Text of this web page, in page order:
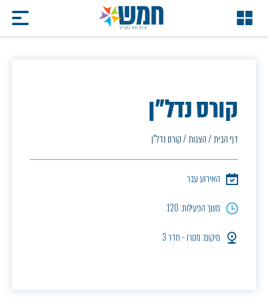
קורס נדל"ן
דף הבית/הצגות/קורס נדל"ן
האירוע עבר
משך הפעילות: 120
מיקום: מטרו - חדר 3